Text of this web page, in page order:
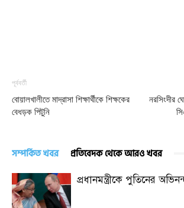
পূর্ববর্তী
বোয়ালখালীতে মাদ্রাসা শিক্ষার্থীকে শিক্ষকের
বেধড়ক পিটুনি
নরসিংদীর
সম্পর্কিত খবর প্রতিবেদক থেকে আরও খবর
প্রধানমন্ত্রীকে পুতিনের